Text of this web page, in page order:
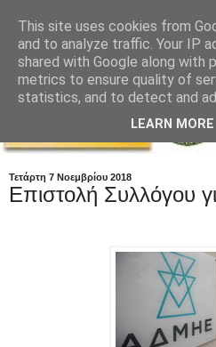
Τετάρτη 7 Νοεμβρίου 2018
Επιστολή Συλλόγου
This site uses cookies from
and to analyze traffic. Your IP
shared with Google along with
metrics to ensure quality of
statistics, and to detect and
LEARN MORE